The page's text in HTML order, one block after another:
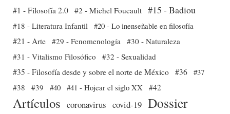
#1 - Filosofía 2.0 #2 - Michel Foucault #15 - Badiou
#18 - Literatura Infantil #20 - Lo inenseñable en filosofía
#21 - Arte #29 - Fenomenología
#30 - Naturaleza
#31 - Vitalismo Filosófico
#32 - Sexualidad
#35 - Filosofía desde y sobre el norte de México #36 #37
#38
#39 #40 #41 - Hojear el siglo XX #42
Artículos coronavirus covid-19 Dossier